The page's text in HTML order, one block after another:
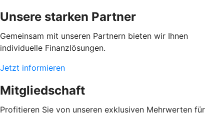
Unsere starken Partner
Gemeinsam mit unseren Partnern bieten wir Ihnen
individuelle Finanzlösungen.
Jetzt informieren
Mitgliedschaft
Profitieren Sie von unseren exklusiven Mehrwerten für